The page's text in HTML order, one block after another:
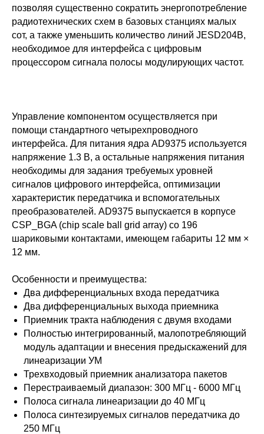
позволяя существенно сократить энергопотребление
радиотехнических схем в базовых станциях малых
сот, а также уменьшить количество линий JESD204B,
необходимое для интерфейса с цифровым
процессором сигнала полосы модулирующих частот.
Управление компонентом осуществляется при
помощи стандартного четырехпроводного
интерфейса. Для питания ядра AD9375 используется
напряжение 1.3 В, а остальные напряжения питания
необходимы для задания требуемых уровней
сигналов цифрового интерфейса, оптимизации
характеристик передатчика и вспомогательных
преобразователей. AD9375 выпускается в корпусе
CSP_BGA (chip scale ball grid array) со 196
шариковыми контактами, имеющем габариты 12 мм ×
12 мм.
Особенности и преимущества:
Два дифференциальных входа передатчика
Два дифференциальных выхода приемника
Приемник тракта наблюдения с двумя входами
Полностью интегрированный, малопотребляющий
модуль адаптации и внесения предыскажений для
линеаризации УМ
Трехвходовый приемник анализатора пакетов
Перестраиваемый диапазон: 300 МГц - 6000 МГц
Полоса сигнала линеаризации до 40 МГц
Полоса синтезируемых сигналов передатчика до
250 МГц